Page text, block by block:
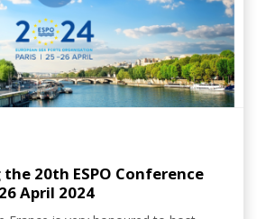
20th ESPO Conference
April 2024